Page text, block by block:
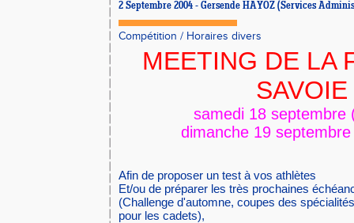
2 Septembre 2004 - Gersende HAYOZ (Services
Compétition / Horaires divers
MEETING DE LA
SAVOIE
samedi 18 septembre
dimanche 19
Afin de proposer un test à vos athlètes
Et/ou de préparer les très prochaines
(Challenge d'automne, coupes des
pour les cadets),